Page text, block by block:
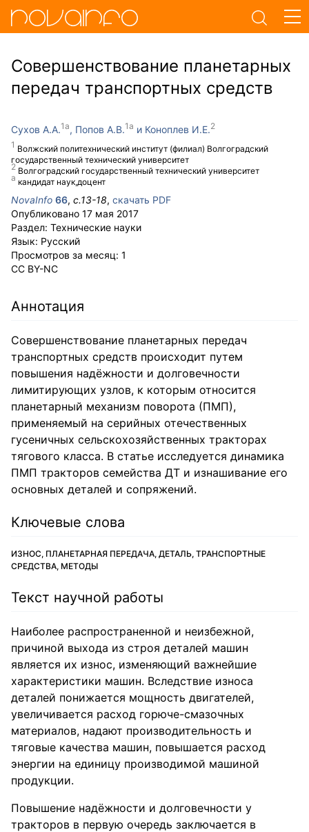
Совершенствование планетарных
передач транспортных средств
Сухов А.А.
Волжский политехнический институт (филиал) Волгоградский
государственный технический университет
кандидат наук,доцент
Попов А.В. Коноплев И.Е.
Волгоградский государственный технический университет
NovaInfo 66, с.13-18, скачать PDF
Опубликовано 17 мая 2017
Раздел: Технические науки
Язык: Русский
Просмотров за месяц: 1
CC BY-NC
Аннотация
Совершенствование планетарных передач
транспортных средств происходит путем
повышения надёжности и долговечности
лимитирующих узлов, к которым относится
планетарный механизм поворота (ПМП),
применяемый на серийных отечественных
гусеничных сельскохозяйственных тракторах
тягового класса. В статье исследуется динамика
ПМП тракторов семейства ДТ и изнашивание его
основных деталей и сопряжений.
Ключевые слова
ИЗНОС, ПЛАНЕТАРНАЯ ПЕРЕДАЧА, ДЕТАЛЬ, ТРАНСПОРТНЫЕ
СРЕДСТВА, МЕТОДЫ
Текст научной работы
Наиболее распространенной и неизбежной,
причиной выхода из строя деталей машин
является их износ, изменяющий важнейшие
характеристики машин. Вследствие износа
деталей понижается мощность двигателей,
увеличивается расход горюче-смазочных
материалов, надают производительность и
тяговые качества машин, повышается расход
энергии на единицу производимой машиной
продукции.
Повышение надёжности и долговечности у
тракторов в первую очередь заключается в